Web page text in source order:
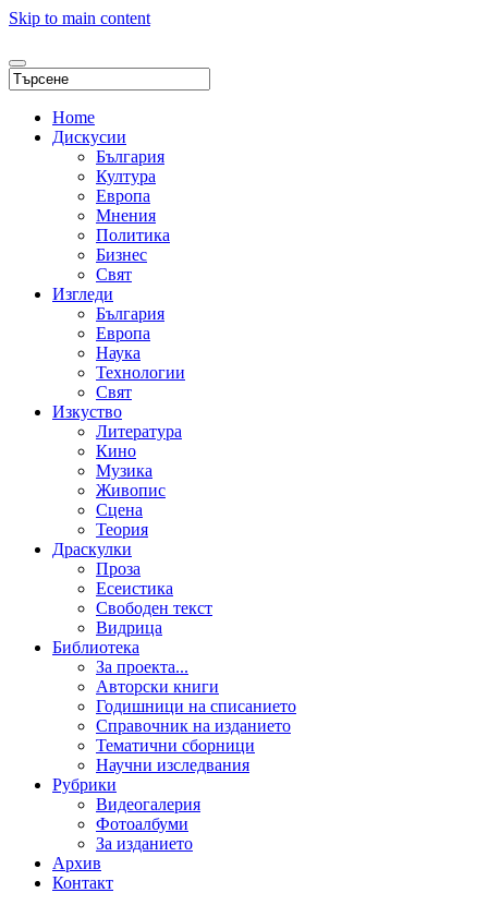
Skip to main content
Home
Дискусии
България
Култура
Европа
Мнения
Политика
Бизнес
Свят
Изгледи
България
Европа
Наука
Технологии
Свят
Изкуство
Литература
Кино
Музика
Живопис
Сцена
Теория
Драскулки
Проза
Есеистика
Свободен текст
Видрица
Библиотека
За проекта...
Авторски книги
Годишници на списанието
Справочник на изданието
Тематични сборници
Научни изследвания
Рубрики
Видеогалерия
Фотоалбуми
За изданието
Архив
Контакт